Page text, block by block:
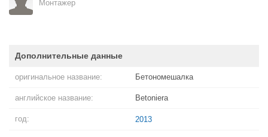
Монтажер
Дополнительные данные
оригинальное название: Бетономешалка
английское название: Betoniera
год: 2013